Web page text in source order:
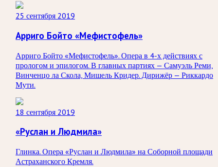
25 сентября 2019
Арриго Бойто «Мефистофель»
Арриго Бойто «Мефистофель». Опера в 4-х действиях с
прологом и эпилогом. В главных партиях — Самуэль Реми,
Винченцо ла Скола, Мишель Кридер. Дирижёр — Риккардо
Мути.
18 сентября 2019
«Руслан и Людмила»
Глинка. Опера «Руслан и Людмила» на Соборной площади
Астраханского Кремля.